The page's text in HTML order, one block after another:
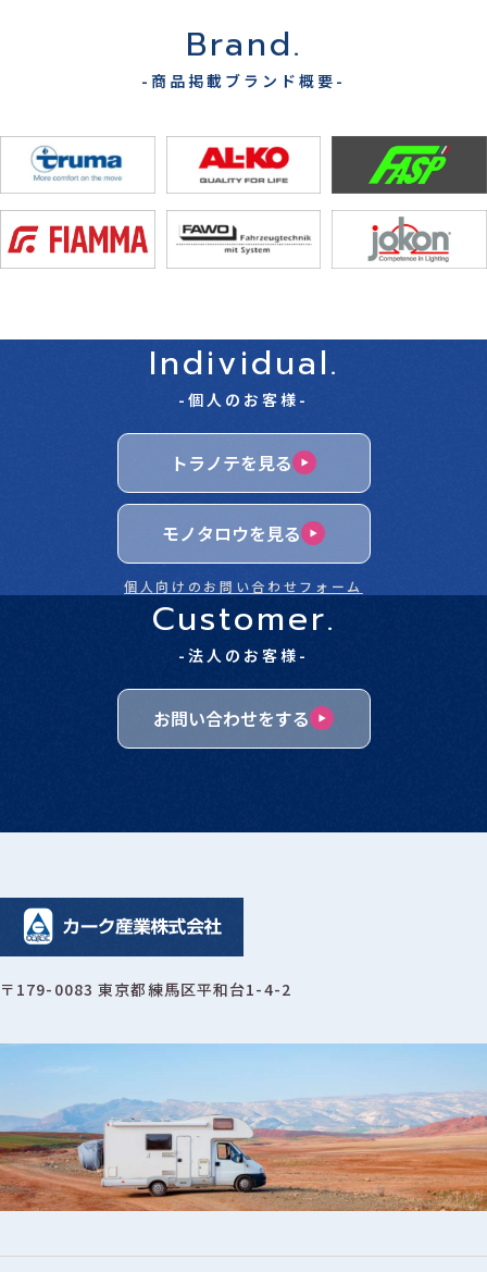
Brand.
-商品掲載ブランド概要-
Individual.
-個人のお客様-
トラノテを見る
モノタロウを見る
個人向けのお問い合わせフォーム
Customer.
-法人のお客様-
お問い合わせをする
〒179-0083 東京都練馬区平和台1-4-2